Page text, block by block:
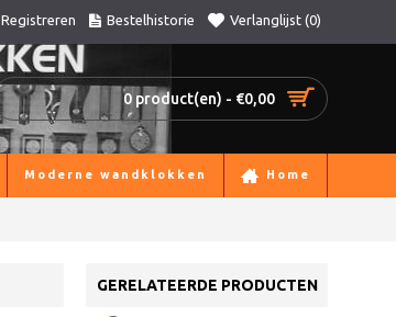
Registreren Bestelhistorie Verlanglijst (0)
0 product(en) - €0,00
Moderne wandklokken Home
GERELATEERDE PRODUCTEN